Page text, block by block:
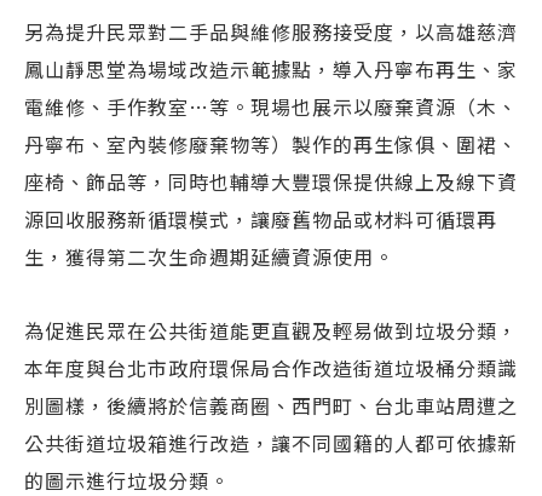
另為提升民眾對二手品與維修服務接受度，以高雄慈濟
鳳山靜思堂為場域改造示範據點，導入丹寧布再生、家
電維修、手作教室…等。現場也展示以廢棄資源（木、
丹寧布、室內裝修廢棄物等）製作的再生傢俱、圍裙、
座椅、飾品等，同時也輔導大豐環保提供線上及線下資
源回收服務新循環模式，讓廢舊物品或材料可循環再
生，獲得第二次生命週期延續資源使用。
為促進民眾在公共街道能更直觀及輕易做到垃圾分類，
本年度與台北市政府環保局合作改造街道垃圾桶分類識
別圖樣，後續將於信義商圈、西門町、台北車站周遭之
公共街道垃圾箱進行改造，讓不同國籍的人都可依據新
的圖示進行垃圾分類。